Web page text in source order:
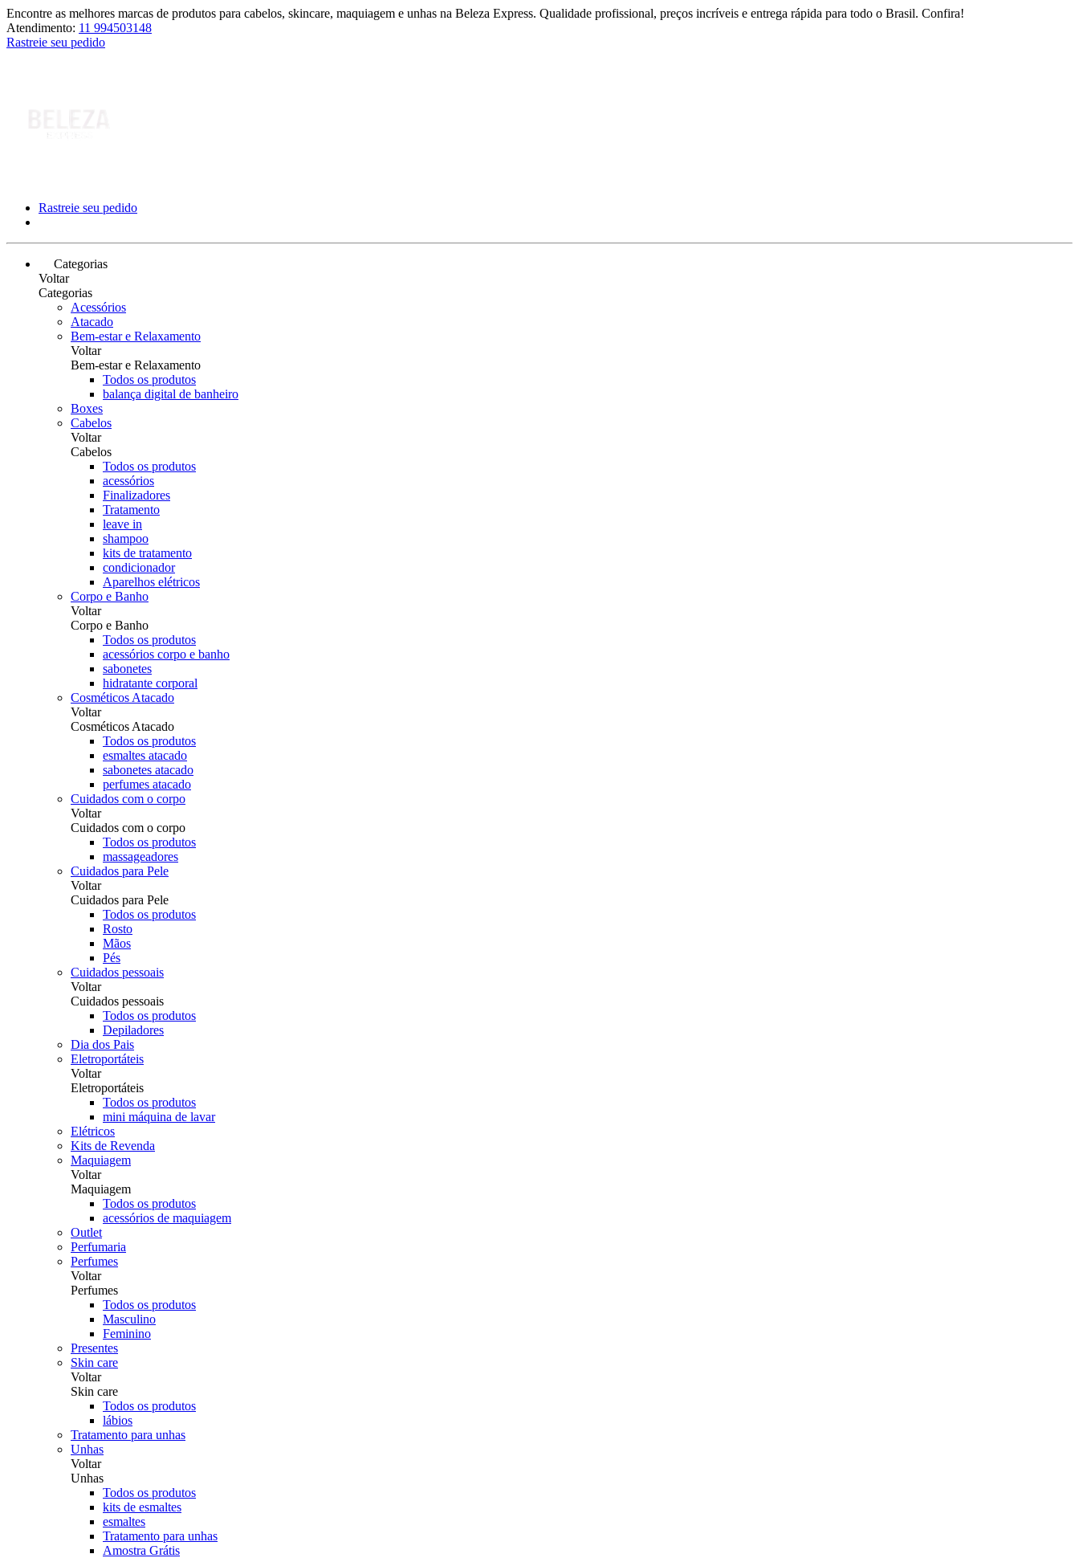
Encontre as melhores marcas de produtos para cabelos, skincare, maquiagem e unhas na Beleza Express. Qualidade profissional, preços incríveis e entrega rápida para todo o Brasil. Confira!
Atendimento: 11 994503148
Rastreie seu pedido
Rastreie seu pedido
Categorias
Voltar
Categorias
Acessórios
Atacado
Bem-estar e Relaxamento
Voltar
Bem-estar e Relaxamento
Todos os produtos
balança digital de banheiro
Boxes
Cabelos
Voltar
Cabelos
Todos os produtos
acessórios
Finalizadores
Tratamento
leave in
shampoo
kits de tratamento
condicionador
Aparelhos elétricos
Corpo e Banho
Voltar
Corpo e Banho
Todos os produtos
acessórios corpo e banho
sabonetes
hidratante corporal
Cosméticos Atacado
Voltar
Cosméticos Atacado
Todos os produtos
esmaltes atacado
sabonetes atacado
perfumes atacado
Cuidados com o corpo
Voltar
Cuidados com o corpo
Todos os produtos
massageadores
Cuidados para Pele
Voltar
Cuidados para Pele
Todos os produtos
Rosto
Mãos
Pés
Cuidados pessoais
Voltar
Cuidados pessoais
Todos os produtos
Depiladores
Dia dos Pais
Eletroportáteis
Voltar
Eletroportáteis
Todos os produtos
mini máquina de lavar
Elétricos
Kits de Revenda
Maquiagem
Voltar
Maquiagem
Todos os produtos
acessórios de maquiagem
Outlet
Perfumaria
Perfumes
Voltar
Perfumes
Todos os produtos
Masculino
Feminino
Presentes
Skin care
Voltar
Skin care
Todos os produtos
lábios
Tratamento para unhas
Unhas
Voltar
Unhas
Todos os produtos
kits de esmaltes
esmaltes
Tratamento para unhas
Amostra Grátis